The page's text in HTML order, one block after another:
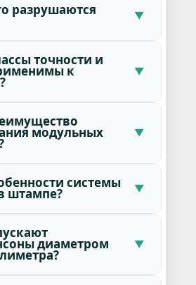
разрушаются
точности и
к
модульных
системы
штампе?
диаметром